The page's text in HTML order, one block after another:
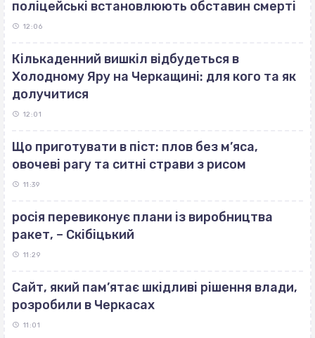
поліцейські встановлюють обставин смерті
12:06
Кількаденний вишкіл відбудеться в
Холодному Яру на Черкащині: для кого та як
долучитися
12:01
Що приготувати в піст: плов без м’яса,
овочеві рагу та ситні страви з рисом
11:39
росія перевиконує плани із виробництва
ракет, – Скібіцький
11:29
Сайт, який пам’ятає шкідливі рішення влади,
розробили в Черкасах
11:01